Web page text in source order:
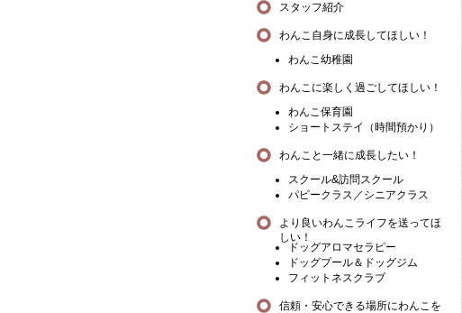
スタッフ紹介
わんこ自身に成長してほしい！
わんこ幼稚園
わんこに楽しく過ごしてほしい！
わんこ保育園
ショートステイ（時間預かり）
わんこと一緒に成長したい！
スクール&訪問スクール
パピークラス／シニアクラス
より良いわんこライフを送ってほ
しい！
ドッグアロマセラピー
ドッグプール＆ドッグジム
フィットネスクラブ
信頼・安心できる場所にわんこを